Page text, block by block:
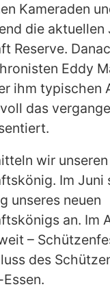
Kameraden
die aktuellen
Reserve.
Eddy
ihm typischen
das
wir unseren
Im Juni
unseres neuen
an. Im
–
des